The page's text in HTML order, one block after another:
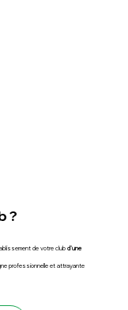
?
de votre club d'une
professionnelle et attrayante